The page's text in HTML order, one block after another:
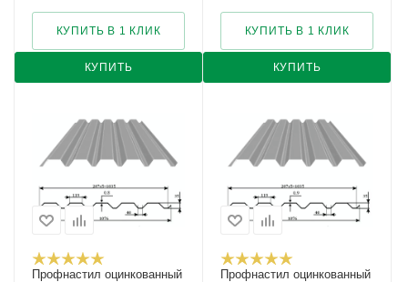
КУПИТЬ
КУПИТЬ В 1 КЛИК
КУПИТЬ
КУПИТЬ В 1 КЛИК
Профнастил оцинкованный
Профнастил оцинкованный